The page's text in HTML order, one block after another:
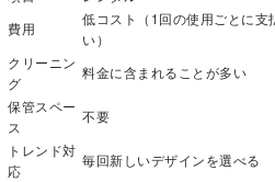
費用
低コスト（1回の使用ごとに支
い）
クリーニン
グ
料金に含まれることが多い
保管スペー
ス
不要
トレンド対
応
毎回新しいデザインを選べる